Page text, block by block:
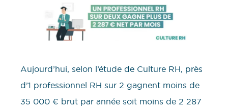
Aujourd’hui, selon l’étude de Culture RH, près
d’1 professionnel RH sur 2 gagnent moins de
35 000 € brut par année soit moins de 2 287